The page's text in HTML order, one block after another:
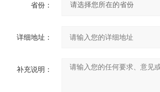
省份：
详细地址：
补充说明：